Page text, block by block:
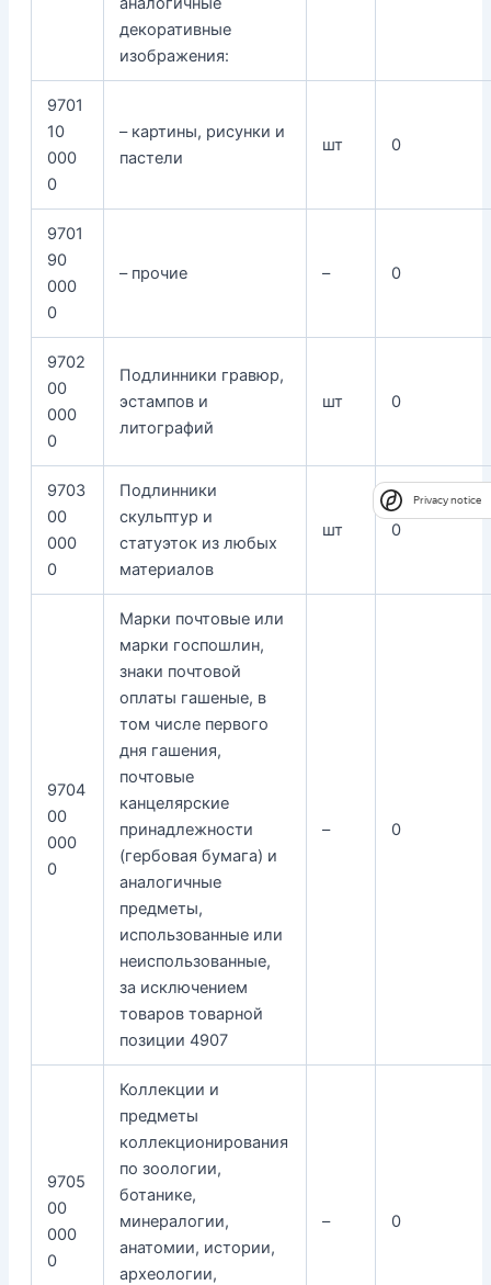
декоративные
изображения:
9701
10
000
0
– картины, рисунки и
пастели
шт 0
9701
90
000
0
– прочие – 0
9702
00
000
0
Подлинники гравюр,
эстампов и
литографий
шт 0
9703
00
000
0
Подлинники
скульптур и
статуэток из любых
материалов
шт 0
9704
00
000
0
Марки почтовые или
марки госпошлин,
знаки почтовой
оплаты гашеные, в
том числе первого
дня гашения,
почтовые
канцелярские
принадлежности
(гербовая бумага) и
аналогичные
предметы,
использованные или
неиспользованные,
за исключением
товаров товарной
позиции 4907
– 0
9705
00
000
0
Коллекции и
предметы
коллекционирования
по зоологии,
ботанике,
минералогии,
анатомии, истории,
археологии,
– 0
Privacy notice